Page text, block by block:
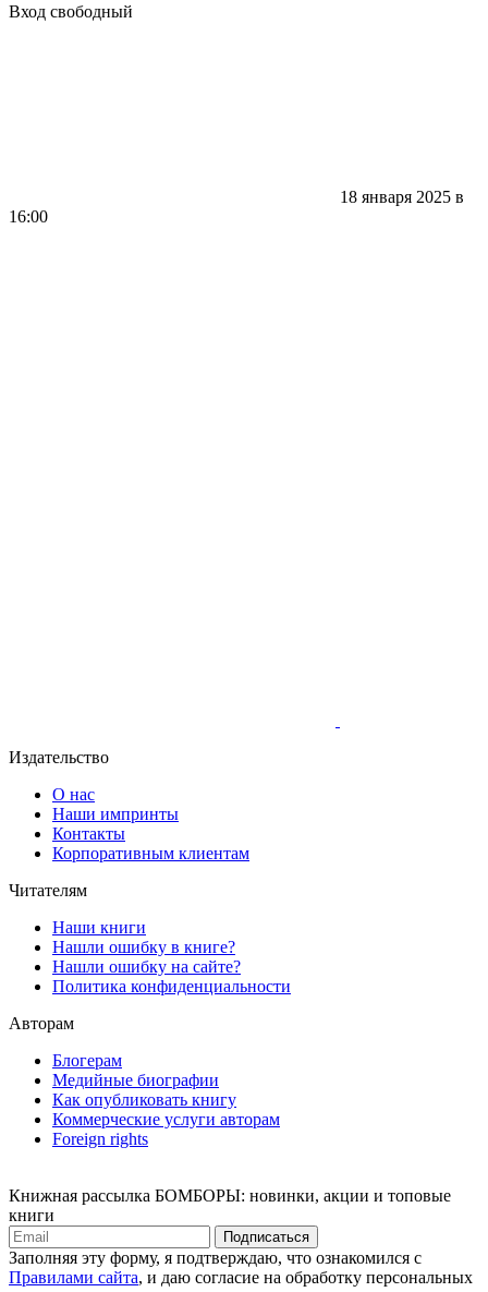
Вход свободный
18 января 2025 в
16:00
Издательство
О нас
Наши импринты
Контакты
Корпоративным клиентам
Читателям
Наши книги
Нашли ошибку в книге?
Нашли ошибку на сайте?
Политика конфиденциальности
Авторам
Блогерам
Медийные биографии
Как опубликовать книгу
Коммерческие услуги авторам
Foreign rights
Книжная рассылка БОМБОРЫ: новинки, акции и топовые
книги
Подписаться
Заполняя эту форму, я подтверждаю, что ознакомился с
Правилами сайта, и даю согласие на обработку персональных